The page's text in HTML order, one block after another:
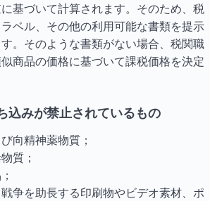
基づいて計算されます。そのため、税
ベル、その他の利用可能な書類を提示
。そのような書類がない場合、税関職
商品の価格に基づいて課税価格を決定
込みが禁止されているもの
向精神薬物質；
質；
争を助長する印刷物やビデオ素材、ポ